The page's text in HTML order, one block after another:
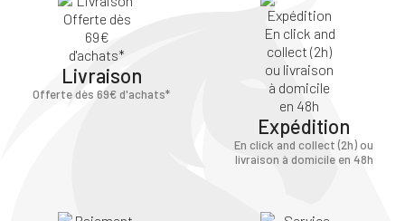
Livraison
Offerte dès 69€ d'achats*
Expédition
En click and collect (2h) ou
livraison à domicile en 48h